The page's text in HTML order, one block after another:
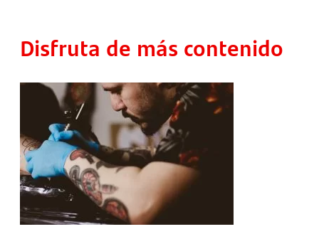
Disfruta de más contenido